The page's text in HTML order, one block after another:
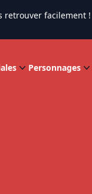
retrouver facilement !
Personnages